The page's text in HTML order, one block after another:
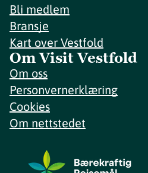
Bli medlem
Bransje
Kart over Vestfold
Om Visit Vestfold
Om oss
Personvernerklæring
Cookies
Om nettstedet